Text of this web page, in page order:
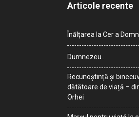
Articole recente
Înălțarea la Cer a
Dumnezeu…
Recunoștință și
dătătoare de viață –
Orhei